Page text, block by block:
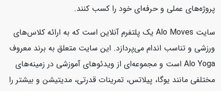
پروژه‌های عملی و حرفه‌ای خود را کسب کنند.
سایت Alo Moves یک پلتفرم آنلاین است که به ارائه کلاس‌های
ورزشی و تناسب اندام می‌پردازد. این سایت متعلق به برند معروف
Alo Yoga است و مجموعه‌ای از ویدئوهای آموزشی در زمینه‌های
مختلفی مانند یوگا، پیلاتس، تمرینات قدرتی، مدیتیشن و بیشتر را